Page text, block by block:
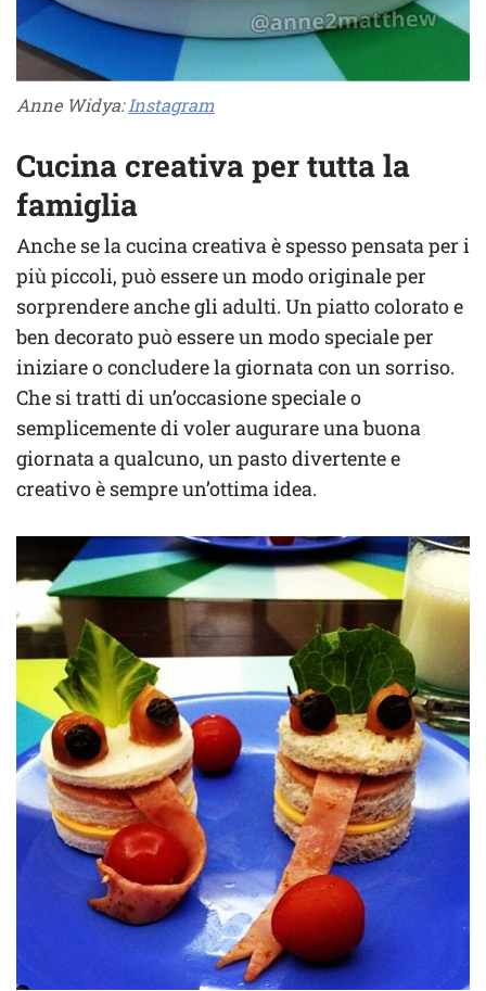
Anne Widya:Instagram
Cucina creativa per tutta la
famiglia
Anche se la cucina creativa è spesso pensata per i
più piccoli, può essere un modo originale per
sorprendere anche gli adulti. Un piatto colorato e
ben decorato può essere un modo speciale per
iniziare o concludere la giornata con un sorriso.
Che si tratti di un’occasione speciale o
semplicemente di voler augurare una buona
giornata a qualcuno, un pasto divertente e
creativo è sempre un’ottima idea.